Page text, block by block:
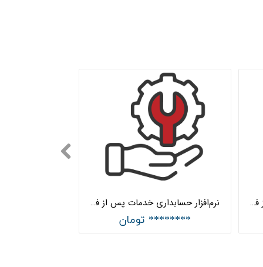
نرم‌افزار حسابداری خدمات پس از فروش ساده هلو APEX
******** تومان
نرم‌افزار حسابداری خدمات پس از فروش پیشرفته هلو APEX